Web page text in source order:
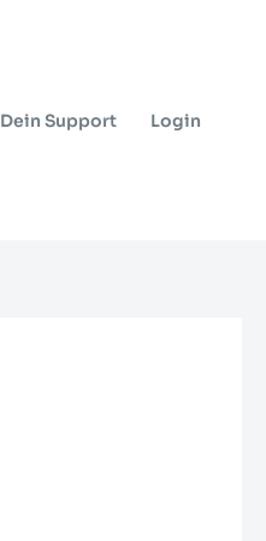
Dein Support Login